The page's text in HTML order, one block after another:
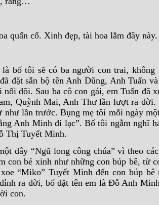
quấn cổ. Xinh đẹp, tài hoa lắm đây này.
bố tôi sẽ có ba người con trai, không
đặt sẵn bộ tên Anh Dũng, Anh Tuấn
dõi. Sau ba cô con gái, em Tuấn đã
Quỳnh Mai, Anh Thư lần lượt ra
lần trước. Bụng mẹ tôi mỗi ngày
Anh Minh đi lạc”. Bố tôi ngẫm nghĩ
Thị Tuyết Minh.
dây “Ngũ long công chúa” vì theo
con bé xinh như những con búp bê, từ
“Miko” Tuyết Minh đến con búp bê
ra đời, bố đặt tên em là Đỗ Anh
con.